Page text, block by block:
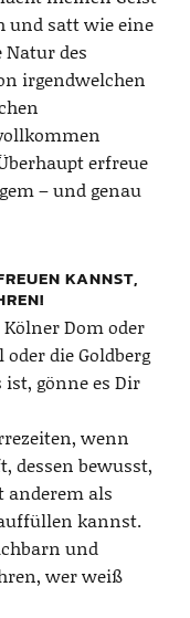
und satt wie eine
Natur des
irgendwelchen
erfreue
– und genau
KANNST,
Dom oder
die Goldberg
gönne es Dir
wenn
dessen bewusst,
anderem als
kannst.
und
wer weiß